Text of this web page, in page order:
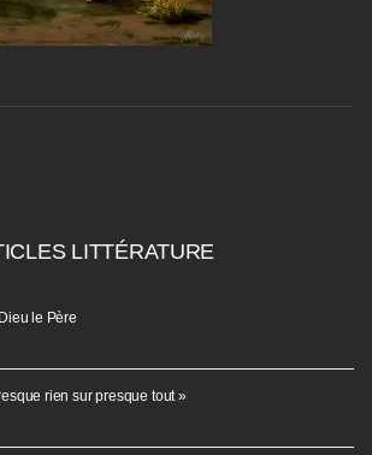
LITTÉRATURE
le Père
rien sur presque tout »